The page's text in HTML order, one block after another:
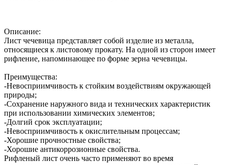
Описание:
Лист чечевица представляет собой изделие из металла,
относящиеся к листовому прокату. На одной из сторон имеет
рифление, напоминающее по форме зерна чечевицы.
Преимущества:
-Невосприимчивость к стойким воздействиям окружающей
природы;
-Сохранение наружного вида и технических характеристик
при использовании химических элементов;
-Долгий срок эксплуатации;
-Невосприимчивость к окислительным процессам;
-Хорошие прочностные свойства;
-Хорошие антикоррозионные свойства.
Рифленый лист очень часто применяют во время